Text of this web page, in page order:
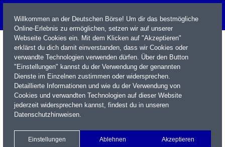
Name / WKN / ISIN / Kürzel
Xetra Realtime
Watchlist Portfolio Login
Willkommen an der Deutschen Börse! Um dir das bestmögliche
Online-Erlebnis zu ermöglichen, setzen wir auf unserer
Webseite Cookies ein. Mit dem Klicken auf "Akzeptieren"
erklärst du dich damit einverstanden, dass wir Cookies oder
verwandte Technologien verwenden dürfen. Über den Button
"Einstellungen" kannst du der Verwendung der genannten
Dienste im Einzelnen zustimmen oder widersprechen.
Detaillierte Informationen und wie du der Verwendung von
Cookies und verwandten Technologien auf dieser Website
jederzeit widersprechen kannst, findest du in unseren
Datenschutzhinweisen.
Einstellungen Ablehnen Akzeptieren